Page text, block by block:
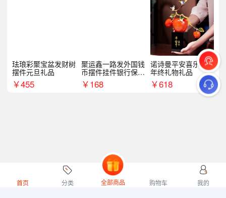
珐琅彩聚宝盆发财树
摆件元旦礼品
￥455
聚运鑫一路发外国钱
币摆件挂件银行保险
商务礼
￥168
诺诗曼平安喜乐摆件
年终礼物礼品
￥618
首页 分类 全部商品 购物车 我的